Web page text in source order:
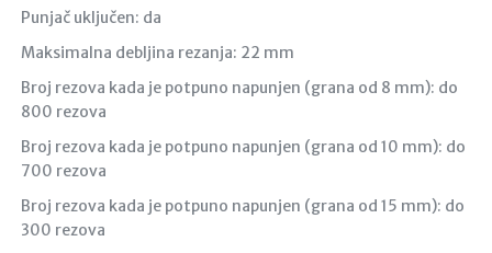
Punjač uključen: da
Maksimalna debljina rezanja: 22 mm
Broj rezova kada je potpuno napunjen (grana od 8 mm): do
800 rezova
Broj rezova kada je potpuno napunjen (grana od 10 mm): do
700 rezova
Broj rezova kada je potpuno napunjen (grana od 15 mm): do
300 rezova